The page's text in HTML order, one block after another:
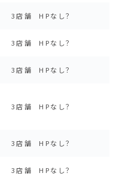
3店舗 HPなし？
3店舗 HPなし？
3店舗 HPなし？
3店舗 HPなし？
3店舗 HPなし？
3店舗 HPなし？